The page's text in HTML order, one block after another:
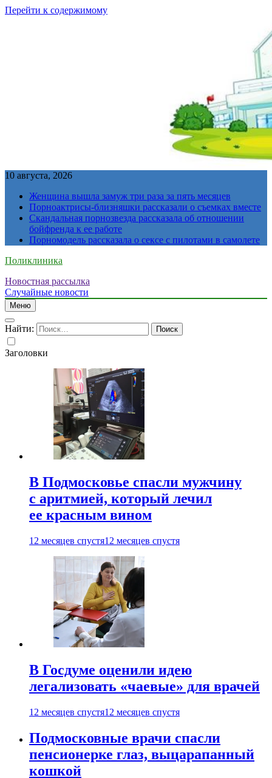
Перейти к содержимому
10 августа, 2026
Женщина вышла замуж три раза за пять месяцев
Порноактрисы-близняшки рассказали о съемках вместе
Скандальная порнозвезда рассказала об отношении
бойфренда к ее работе
Порномодель рассказала о сексе с пилотами в самолете
Поликлиника
Новостная рассылка
Случайные новости
Меню
Найти:
Заголовки
В Подмосковье спасли мужчину
с аритмией, который лечил
ее красным вином
12 месяцев спустя12 месяцев спустя
В Госдуме оценили идею
легализовать «чаевые» для врачей
12 месяцев спустя12 месяцев спустя
Подмосковные врачи спасли
пенсионерке глаз, выцарапанный
кошкой